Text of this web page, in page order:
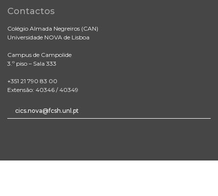
Contactos
Colégio Almada Negreiros (CAN)
Universidade NOVA de Lisboa
Campus de Campolide
3.º piso – Sala 333
+351 21 790 83 00
Extensão: 40346 / 40349
cics.nova@fcsh.unl.pt